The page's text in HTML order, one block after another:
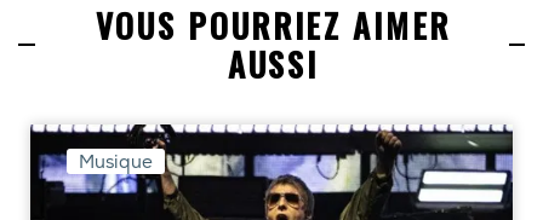
VOUS POURRIEZ AIMER
AUSSI
Musique